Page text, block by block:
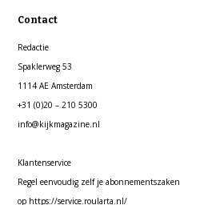
Contact
Redactie
Spaklerweg 53
1114 AE Amsterdam
+31 (0)20 – 210 5300
info@kijkmagazine.nl
Klantenservice
Regel eenvoudig zelf je abonnementszaken
op https://service.roularta.nl/